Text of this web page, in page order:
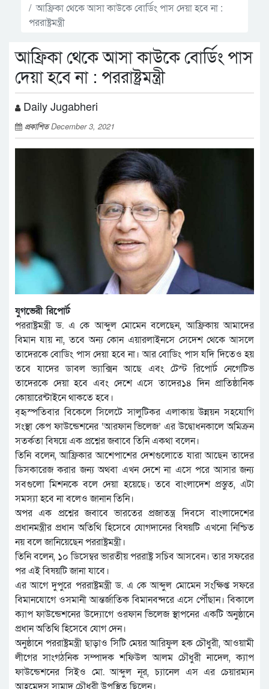
আফ্রিকা থেকে আসা কাউকে বোর্ডিং পাস দেয়া হবে না :
পররাষ্ট্রমন্ত্রী
আফ্রিকা থেকে আসা কাউকে বোর্ডিং পাস
দেয়া হবে না : পররাষ্ট্রমন্ত্রী
Daily Jugabheri
প্রকাশিতDecember 3, 2021
যুগভেরী রিপোর্ট
পররাষ্ট্রমন্ত্রী ড. এ কে আব্দুল মোমেন বলেছেন, আফ্রিকায় আমাদের
বিমান যায় না, তবে অন্য কোন এয়ারলাইনসে সেদেশ থেকে আসলে
তাদেরকে বোডিং পাস দেয়া হবে না। আর বোডিং পাস যদি দিতেও হয়
তবে যাদের ডাবল ভ্যাক্সিন আছে এবং টেস্ট রিপোর্ট নেগেটিভ
তাদেরকে দেয়া হবে এবং দেশে এসে তাদের১৪ দিন প্রাতিষ্ঠানিক
কোয়ারেন্টাইনে থাকতে হবে।
ব্হৃস্পতিবার বিকেলে সিলেটে সালুটিকর এলাকায় উন্নয়ন সহযোগি
সংস্থা কেপ ফাউন্ডেশনের ‘আরফান ভিলেজ’ এর উদ্বোধনকালে অমিক্রন
সতর্কতা বিষয়ে এক প্রশ্নের জবাবে তিনি একথা বলেন।
তিনি বলেন, আফ্রিকার আশেপাশের দেশগুলোতে যারা আছেন তাদের
ডিসকারেজ করার জন্য অথবা এখন দেশে না এসে পরে আসার জন্য
সবগুলো মিশনকে বলে দেয়া হয়েছে। তবে বাংলাদেশ প্রস্তুত, এটা
সমস্যা হবে না বলেও জানান তিনি।
অপর এক প্রশ্নের জবাবে ভারতের প্রজাতন্ত্র দিবসে বাংলাদেশের
প্রধানমন্ত্রীর প্রধান অতিথি হিসেবে যোগদানের বিষয়টি এখনো নিশ্চিত
নয় বলে জানিয়েছেন পররাষ্ট্রমন্ত্রী।
তিনি বলেন, ১০ ডিসেম্বর ভারতীয় পররাষ্ট্র সচিব আসবেন। তার সফরের
পর এই বিষয়টি জানা যাবে।
এর আগে দুপুরে পররাষ্ট্রমন্ত্রী ড. এ কে আব্দুল মোমেন সংক্ষিপ্ত সফরে
বিমানযোগে ওসমানী আন্তর্জাতিক বিমানবন্দরে এসে পৌঁছান। বিকালে
ক্যাপ ফাউন্ডেশনের উদ্যোগে ওরফান ভিলেজ স্থাপনের একটি অনুষ্ঠানে
প্রধান অতিথি হিসেবে যোগ দেন।
অনুষ্ঠানে পররাষ্ট্রমন্ত্রী ছাড়াও সিটি মেয়র আরিফুল হক চৌধুরী, আওয়ামী
লীগের সাংগঠনিক সম্পাদক শফিউল আলম চৌধুরী নাদেল, ক্যাপ
ফাউন্ডেশনের সিইও মো. আব্দুল নূর, চ্যানেল এস এর চেয়ারম্যন